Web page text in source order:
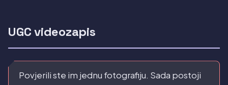
UGC videozapis
Povjerili ste im jednu fotografiju. Sada postoji